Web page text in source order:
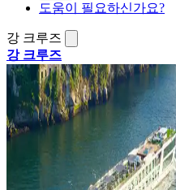
도움이 필요하신가요?
강 크루즈
강 크루즈